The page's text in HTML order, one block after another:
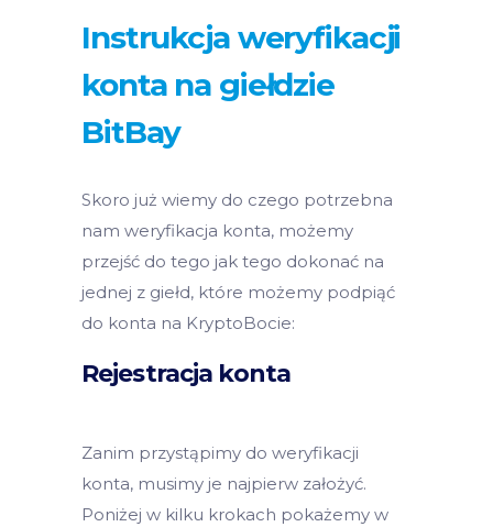
Instrukcja weryfikacji
konta na giełdzie
BitBay
Skoro już wiemy do czego potrzebna
nam weryfikacja konta, możemy
przejść do tego jak tego dokonać na
jednej z giełd, które możemy podpiąć
do konta na KryptoBocie:
Rejestracja konta
Zanim przystąpimy do weryfikacji
konta, musimy je najpierw założyć.
Poniżej w kilku krokach pokażemy w